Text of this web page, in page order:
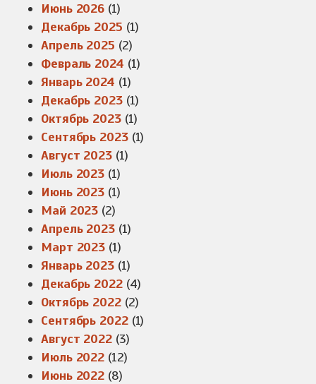
Июнь 2026 (1)
Декабрь 2025 (1)
Апрель 2025 (2)
Февраль 2024 (1)
Январь 2024 (1)
Декабрь 2023(1)
Октябрь 2023(1)
Сентябрь 2023(1)
Август 2023(1)
Июль 2023 (1)
Июнь 2023 (1)
Май 2023 (2)
Апрель 2023(1)
Март 2023 (1)
Январь 2023(1)
Декабрь 2022(4)
Октябрь 2022(2)
Сентябрь 2022(1)
Август 2022(3)
Июль 2022 (12)
Июнь 2022 (8)